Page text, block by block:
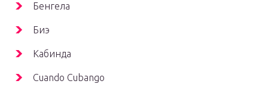
Бенгела
Биэ
Кабинда
Cuando Cubango